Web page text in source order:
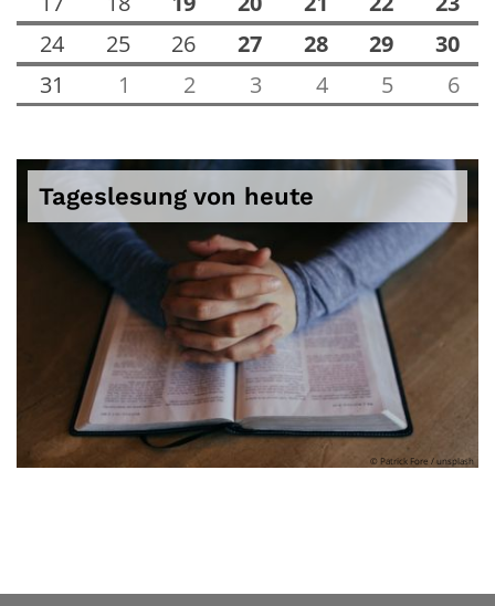
24
25 26 27 28 29
30
31
1 2 3 4 5 6
Tageslesung von heute
© Patrick Fore / unsplash